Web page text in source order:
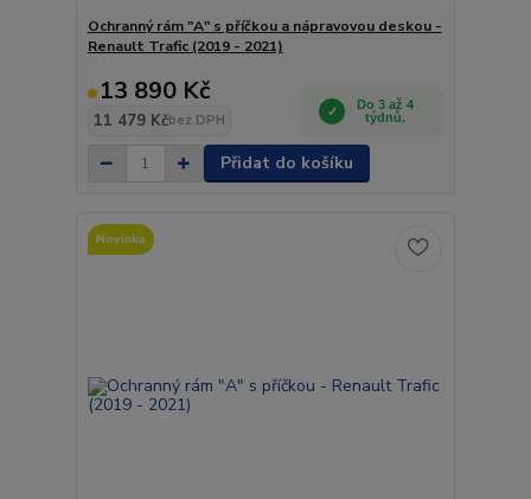
Ochranný rám "A" s příčkou a nápravovou deskou -
Renault Trafic (2019 - 2021)
13 890 Kč
11 479 Kčbez DPH
Do 3 až 4
týdnů.
Přidat do košíku
Novinka